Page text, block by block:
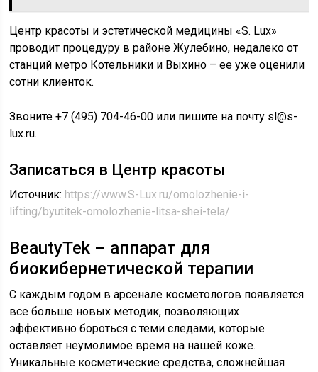
Центр красоты и эстетической медицины «S. Lux»
проводит процедуру в районе Жулебино, недалеко от
станций метро Котельники и Выхино – ее уже оценили
сотни клиенток.
Звоните +7 (495) 704-46-00 или пишите на почту sl@s-
lux.ru.
Записаться в Центр красоты
Источник: https://www.S-Lux.ru/omolozhenie-i-
lifting/byutitek-omolozhenie-litsa-shei-tela/
BeautyTek – аппарат для
биокибернетической терапии
С каждым годом в арсенале косметологов появляется
все больше новых методик, позволяющих
эффективно бороться с теми следами, которые
оставляет неумолимое время на нашей коже.
Уникальные косметические средства, сложнейшая